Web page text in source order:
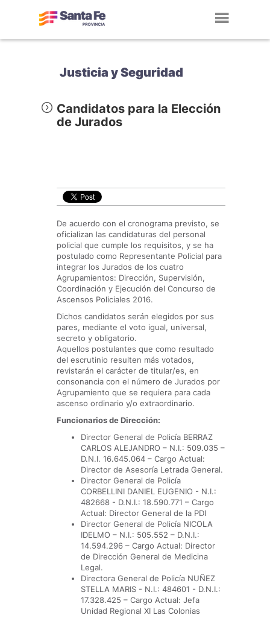
Justicia y Seguridad
Candidatos para la Elección
de Jurados
De acuerdo con el cronograma previsto, se
oficializan las candidaturas del personal
policial que cumple los requisitos, y se ha
postulado como Representante Policial para
integrar los Jurados de los cuatro
Agrupamientos: Dirección, Supervisión,
Coordinación y Ejecución del Concurso de
Ascensos Policiales 2016.
Dichos candidatos serán elegidos por sus
pares, mediante el voto igual, universal,
secreto y obligatorio.
Aquellos postulantes que como resultado
del escrutinio resulten más votados,
revistarán el carácter de titular/es, en
consonancia con el número de Jurados por
Agrupamiento que se requiera para cada
ascenso ordinario y/o extraordinario.
Funcionarios de Dirección:
Director General de Policía BERRAZ
CARLOS ALEJANDRO – N.I.: 509.035 –
D.N.I. 16.645.064 – Cargo Actual:
Director de Asesoría Letrada General.
Director General de Policía
CORBELLINI DANIEL EUGENIO - N.I.:
482668 - D.N.I.: 18.590.771 – Cargo
Actual: Director General de la PDI
Director General de Policía NICOLA
IDELMO – N.I.: 505.552 – D.N.I.:
14.594.296 – Cargo Actual: Director
de Dirección General de Medicina
Legal.
Directora General de Policía NUÑEZ
STELLA MARIS - N.I.: 484601 - D.N.I.:
17.328.425 – Cargo Actual: Jefa
Unidad Regional XI Las Colonias